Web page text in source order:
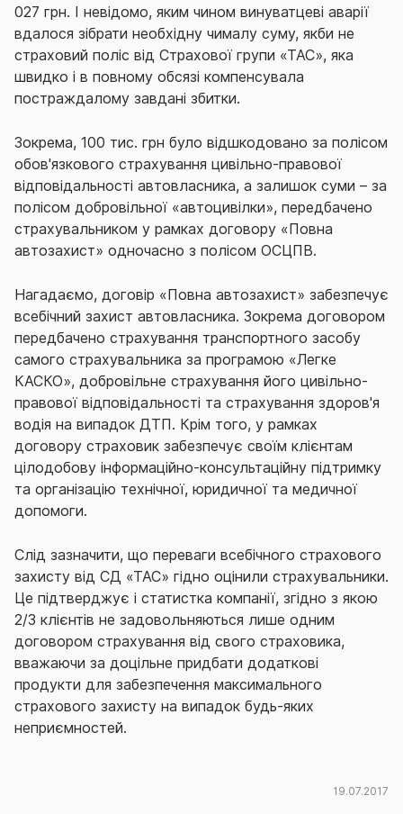
027 грн. І невідомо, яким чином винуватцеві аварії
вдалося зібрати необхідну чималу суму, якби не
страховий поліс від Страхової групи «ТАС», яка
швидко і в повному обсязі компенсувала
постраждалому завдані збитки.
Зокрема, 100 тис. грн було відшкодовано за полісом
обов'язкового страхування цивільно-правової
відповідальності автовласника, а залишок суми – за
полісом добровільної «автоцивілки», передбачено
страхувальником у рамках договору «Повна
автозахист» одночасно з полісом ОСЦПВ.
Нагадаємо, договір «Повна автозахист» забезпечує
всебічний захист автовласника. Зокрема договором
передбачено страхування транспортного засобу
самого страхувальника за програмою «Легке
КАСКО», добровільне страхування його цивільно-
правової відповідальності та страхування здоров'я
водія на випадок ДТП. Крім того, у рамках
договору страховик забезпечує своїм клієнтам
цілодобову інформаційно-консультаційну підтримку
та організацію технічної, юридичної та медичної
допомоги.
Слід зазначити, що переваги всебічного страхового
захисту від СД «ТАС» гідно оцінили страхувальники.
Це підтверджує і статистка компанії, згідно з якою
2/3 клієнтів не задовольняються лише одним
договором страхування від свого страховика,
вважаючи за доцільне придбати додаткові
продукти для забезпечення максимального
страхового захисту на випадок будь-яких
неприємностей.
19.07.2017